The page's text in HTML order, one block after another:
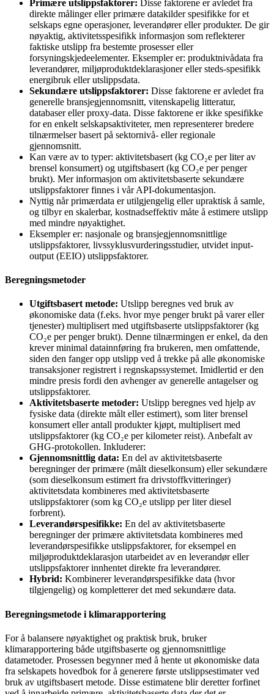
Primære utslippsfaktorer: Disse faktorene er avledet fra
direkte målinger eller primære datakilder spesifikke for et
selskaps egne operasjoner, leverandører eller produkter. De gir
nøyaktig, aktivitetsspesifikk informasjon som reflekterer
faktiske utslipp fra bestemte prosesser eller
forsyningskjedeelementer. Eksempler er: produktnivådata fra
leverandører, miljøproduktdeklarasjoner eller steds-spesifikk
energibruk eller utslippsdata.
Sekundære utslippsfaktorer: Disse faktorene er avledet fra
generelle bransjegjennomsnitt, vitenskapelig litteratur,
databaser eller proxy-data. Disse faktorene er ikke spesifikke
for en enkelt selskapsaktiviteter, men representerer bredere
tilnærmelser basert på sektornivå- eller regionale
gjennomsnitt.
Kan være av to typer: aktivitetsbasert (kg CO₂e per liter av
brensel konsumert) og utgiftsbasert (kg CO₂e per penger
brukt). Mer informasjon om aktivitetsbaserte sekundære
utslippsfaktorer finnes i vår API-dokumentasjon.
Nyttig når primærdata er utilgjengelig eller upraktisk å samle,
og tilbyr en skalerbar, kostnadseffektiv måte å estimere utslipp
med mindre nøyaktighet.
Eksempler er: nasjonale og bransjegjennomsnittlige
utslippsfaktorer, livssyklusvurderingsstudier, utvidet input-
output (EEIO) utslippsfaktorer.
Beregningsmetoder
Utgiftsbasert metode: Utslipp beregnes ved bruk av
økonomiske data (f.eks. hvor mye penger brukt på varer eller
tjenester) multiplisert med utgiftsbaserte utslippsfaktorer (kg
CO₂e per penger brukt). Denne tilnærmingen er enkel, da den
krever minimal datainnføring fra brukeren, men omfattende,
siden den fanger opp utslipp ved å trekke på alle økonomiske
transaksjoner registrert i regnskapssystemet. Imidlertid er den
mindre presis fordi den avhenger av generelle antagelser og
utslippsfaktorer.
Aktivitetsbaserte metoder: Utslipp beregnes ved hjelp av
fysiske data (direkte målt eller estimert), som liter brensel
konsumert eller antall produkter kjøpt, multiplisert med
utslippsfaktorer (kg CO₂e per kilometer reist). Anbefalt av
GHG-protokollen. Inkluderer:
Gjennomsnittlig data: En del av aktivitetsbaserte
beregninger der primære (målt dieselkonsum) eller sekundære
(som dieselkonsum estimert fra drivstoffkvitteringer)
aktivitetsdata kombineres med aktivitetsbaserte
utslippsfaktorer (som kg CO₂e utslipp per liter diesel
forbrent).
Leverandørspesifikke: En del av aktivitetsbaserte
beregninger der primære aktivitetsdata kombineres med
leverandørspesifikke utslippsfaktorer, for eksempel en
miljøproduktdeklarasjon utarbeidet av en leverandør eller
utslippsfaktorer innhentet direkte fra leverandører.
Hybrid: Kombinerer leverandørspesifikke data (hvor
tilgjengelig) og kompletterer det med sekundære data.
Beregningsmetode i klimarapportering
For å balansere nøyaktighet og praktisk bruk, bruker
klimarapportering både utgiftsbaserte og gjennomsnittlige
datametoder. Prosessen begynner med å hente ut økonomiske data
fra selskapets hovedbok for å generere første utslippsestimater ved
bruk av utgiftsbasert metode. Disse estimatene blir deretter forfinet